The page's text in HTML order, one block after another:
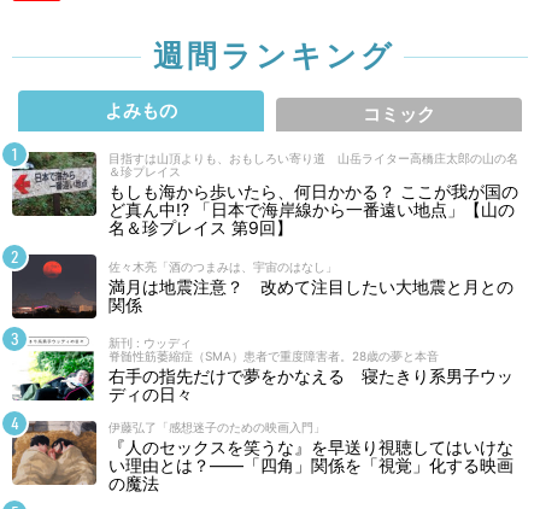
甘い誘惑
12/11 公開終了
繋がってはいけない
11/26
海に墜ちる
11/5
週間ランキング
よみもの コミック
目指すは山頂よりも、おもしろい寄り道 山岳ライター高橋庄太郎の山の名
＆珍プレイス
もしも海から歩いたら、何日かかる？ ここが我が国の
ど真ん中!? 「日本で海岸線から一番遠い地点」【山の
名＆珍プレイス 第9回】
佐々木亮「酒のつまみは、宇宙のはなし」
満月は地震注意？ 改めて注目したい大地震と月との
関係
新刊 : ウッディ
脊髄性筋萎縮症（SMA）患者で重度障害者。28歳の夢と本音
右手の指先だけで夢をかなえる 寝たきり系男子ウッ
ディの日々
伊藤弘了「感想迷子のための映画入門」
『人のセックスを笑うな』を早送り視聴してはいけな
い理由とは？――「四角」関係を「視覚」化する映画
の魔法